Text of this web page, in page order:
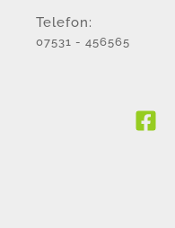
Telefon:
07531 - 456565